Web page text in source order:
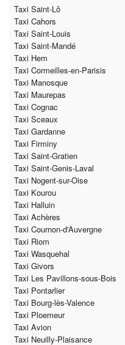
Taxi Saint-Lô
Taxi Cahors
Taxi Saint-Louis
Taxi Saint-Mandé
Taxi Hem
Taxi Cormeilles-en-Parisis
Taxi Manosque
Taxi Maurepas
Taxi Cognac
Taxi Sceaux
Taxi Gardanne
Taxi Firminy
Taxi Saint-Gratien
Taxi Saint-Genis-Laval
Taxi Nogent-sur-Oise
Taxi Kourou
Taxi Halluin
Taxi Achères
Taxi Cournon-d'Auvergne
Taxi Riom
Taxi Wasquehal
Taxi Givors
Taxi Les Pavillons-sous-Bois
Taxi Pontarlier
Taxi Bourg-lès-Valence
Taxi Ploemeur
Taxi Avion
Taxi Neuilly-Plaisance